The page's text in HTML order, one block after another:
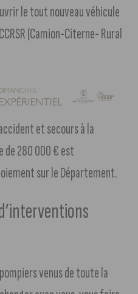
le tout nouveau véhicule
(Camion-Citerne- Rural
et secours à la
de 280 000 € est
sur le Département.
venus de toute la